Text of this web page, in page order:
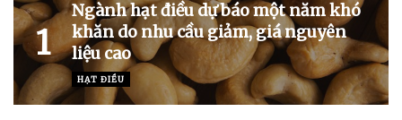
1
Ngành hạt điều dự báo một năm khó
khăn do nhu cầu giảm, giá nguyên
liệu cao
HẠT ĐIỀU